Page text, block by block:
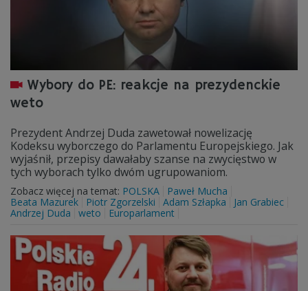
Wybory do PE: reakcje na prezydenckie
weto
Prezydent Andrzej Duda zawetował nowelizację
Kodeksu wyborczego do Parlamentu Europejskiego. Jak
wyjaśnił, przepisy dawałaby szanse na zwycięstwo w
tych wyborach tylko dwóm ugrupowaniom.
Zobacz więcej na temat: POLSKA
Paweł Mucha
Beata Mazurek
Piotr Zgorzelski Adam Szłapka
Jan Grabiec
Andrzej Duda
weto Europarlament